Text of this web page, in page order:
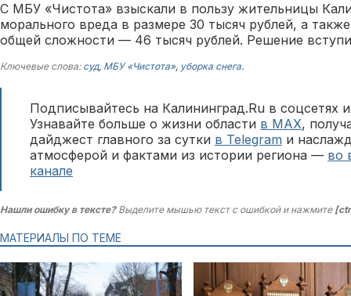
С МБУ «Чистота» взыскали в пользу жительницы
морального вреда в размере 30 тысяч рублей, а
общей сложности — 46 тысяч рублей. Решение
Ключевые слова: суд, МБУ «Чистота», уборка снега.
Подписывайтесь на Калининград.Ru в соцсетях
Узнавайте больше о жизни области в MAX,
дайджест главного за сутки в Telegram и
атмосферой и фактами из истории региона — во
канале
Нашли ошибку в тексте?Выделите мышью текст с ошибкой и нажмите
МАТЕРИАЛЫ ПО ТЕМЕ